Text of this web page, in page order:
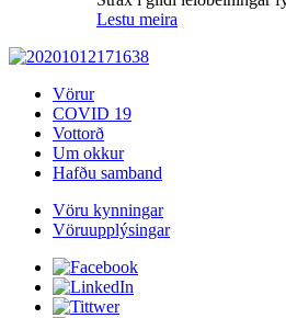
Lestu meira
Vörur
COVID 19
Vottorð
Um okkur
Hafðu samband
Vöru kynningar
Vöruupplýsingar